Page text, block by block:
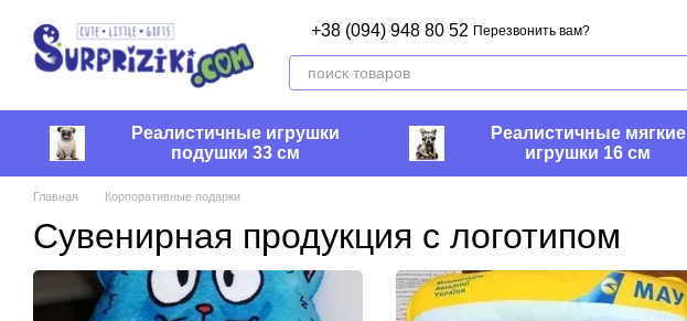
+38 (094) 948 80 52 Перезвонить вам?
Реалистичные игрушки
подушки 33 см
Реалистичные мягкие
игрушки 16 см
Главная Корпоративные подарки
Сувенирная продукция с логотипом